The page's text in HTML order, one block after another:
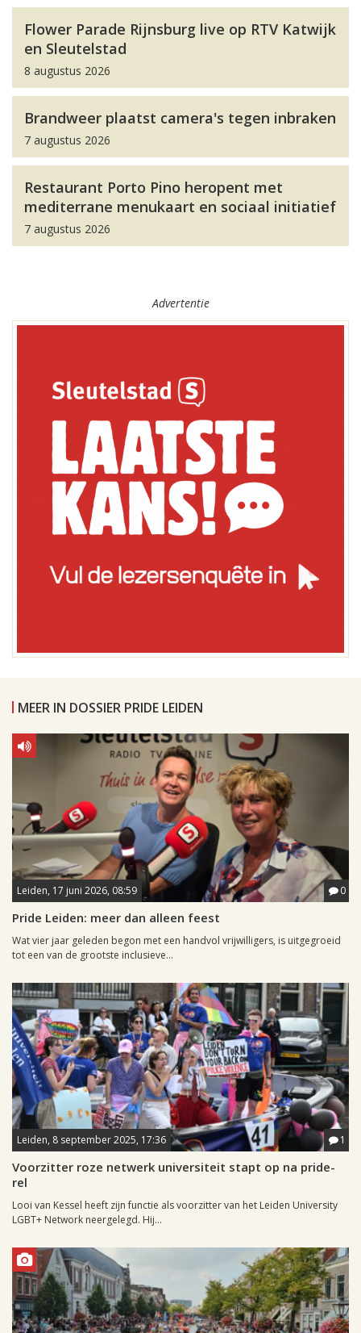
Flower Parade Rijnsburg live op RTV Katwijk
en Sleutelstad
8 augustus 2026
Brandweer plaatst camera's tegen inbraken
7 augustus 2026
Restaurant Porto Pino heropent met
mediterrane menukaart en sociaal initiatief
7 augustus 2026
Advertentie
MEER IN DOSSIER PRIDE LEIDEN
Leiden, 17 juni 2026, 08:59 0
Pride Leiden: meer dan alleen feest
Wat vier jaar geleden begon met een handvol vrijwilligers, is uitgegroeid
tot een van de grootste inclusieve...
Leiden, 8 september 2025, 17:36 1
Voorzitter roze netwerk universiteit stapt op na pride-
rel
Looi van Kessel heeft zijn functie als voorzitter van het Leiden University
LGBT+ Network neergelegd. Hij...